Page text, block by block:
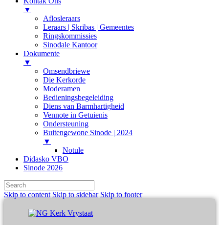
▼
Aflosleraars
Leraars | Skribas | Gemeentes
Ringskommissies
Sinodale Kantoor
Dokumente
▼
Omsendbriewe
Die Kerkorde
Moderamen
Bedieningsbegeleiding
Diens van Barmhartigheid
Vennote in Getuienis
Ondersteuning
Buitengewone Sinode | 2024
▼
Notule
Didasko VBO
Sinode 2026
Skip to content Skip to sidebar Skip to footer